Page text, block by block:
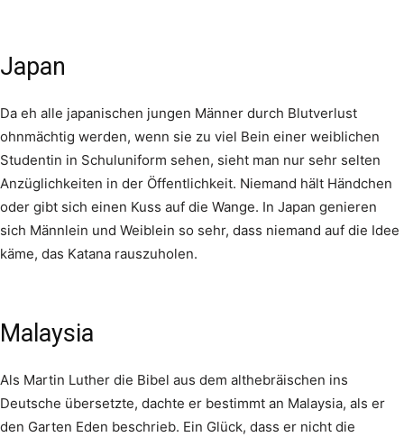
Japan
Da eh alle japanischen jungen Männer durch Blutverlust
ohnmächtig werden, wenn sie zu viel Bein einer weiblichen
Studentin in Schuluniform sehen, sieht man nur sehr selten
Anzüglichkeiten in der Öffentlichkeit. Niemand hält Händchen
oder gibt sich einen Kuss auf die Wange. In Japan genieren
sich Männlein und Weiblein so sehr, dass niemand auf die Idee
käme, das Katana rauszuholen.
Malaysia
Als Martin Luther die Bibel aus dem althebräischen ins
Deutsche übersetzte, dachte er bestimmt an Malaysia, als er
den Garten Eden beschrieb. Ein Glück, dass er nicht die